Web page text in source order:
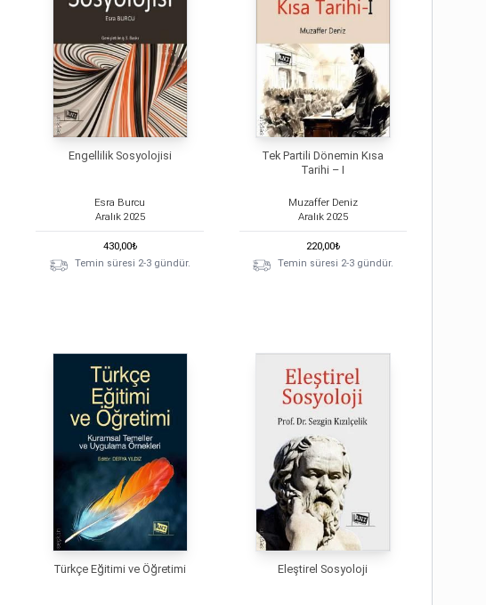
Engellilik Sosyolojisi
Esra Burcu
Aralık 2025
430,00₺
Temin süresi 2-3 gündür.
Tek Partili Dönemin Kısa
Tarihi – I
Muzaffer Deniz
Aralık 2025
220,00₺
Temin süresi 2-3 gündür.
Türkçe Eğitimi ve Öğretimi Eleştirel Sosyoloji